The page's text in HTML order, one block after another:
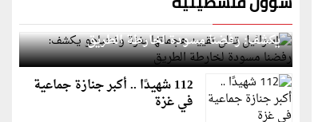
إسرائيل تعلن تقييد هجماتها بغزة ونتنياهو
يكشف: رفضنا مسودة لخارطة الطريق
112 شهيدًا .. أكبر جنازة جماعية
في غزة